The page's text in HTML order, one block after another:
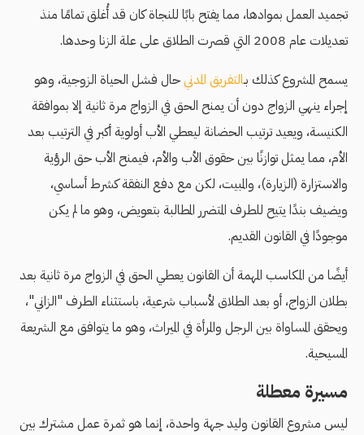
تجميد العمل بموادها، مما يفتح بابًا للنجاة كان قد أُغلق تمامًا منذ
تعديلات عام 2008 التي قصرت الطلاق على علة الزنا وحدها.
يسمح المشروع كذلك بـالتفريق المدنيحال فشل الحياة الزوجية، وهو
إجراء ينهي الزواج دون أن يمنح الحق في الزواج مرة ثانية إلا بموافقة
الكنيسة، ويعيد ترتيب الحضانة ليعطي الأب أولوية أكبر في الترتيب بعد
الأم، مما يمثل توازنًا بين حقوق الأب والأم، فيمنح الأب حق الرؤية
والاستزارة (الزيارة)، والمبيت، لكن مع دفع النفقة كشرط أساسي،
ويضيف بندًا يتيح للطرف المتضرر المطالبة بتعويض، وهو ما لم يكن
موجودًا في القانون القديم.
أيضًا من المكاسب المهمة أن القانون يعطي الحق في الزواج مرة ثانية بعد
بطلان الزواج، أو بعد الطلاق لأسباب شرعية، باستثناء الطرف "الزاني"،
ويحقق المساواة بين الرجل والمرأة في الميراث، وهو ما يتوافق مع الشريعة
المسيحية.
مسيرة معطلة
ليس مشروع القانون وليد جهة واحدة، إنما هو ثمرة عمل مشترك بين